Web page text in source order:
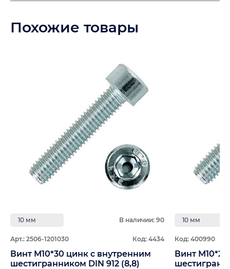
Похожие товары
10 мм В наличии: 90
Арт.: 2506-1201030 Код: 4434
Винт М10*30 цинк с внутренним
шестигранником DIN 912 (8,8)
10 мм
Код: 400990
Винт